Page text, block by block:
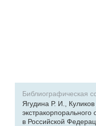
Библиографическая
Ягудина Р. И.,
в Российской